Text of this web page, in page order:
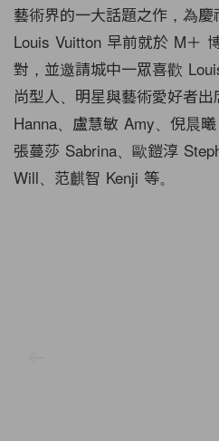
藝術界的一大話題之作，為慶
Louis Vuitton 早前就於 M＋
對，並邀請城中一眾喜歡
尚型人、明星與藝術愛好者
Hanna、盧慧敏 Amy、倪晨
張蔓莎 Sabrina、歐鎧淳
Will、范麒智 Kenji 等。